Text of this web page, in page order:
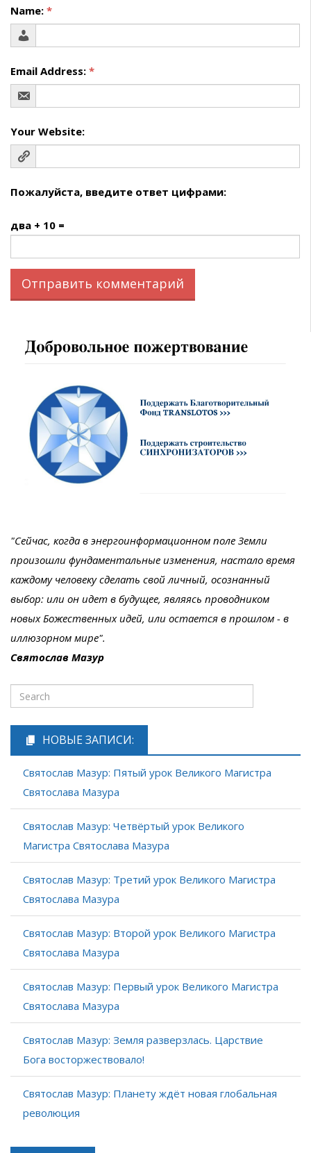
Name: *
Email Address: *
Your Website:
Пожалуйста, введите ответ цифрами:
два + 10 =
"Сейчас, когда в энергоинформационном поле Земли
произошли фундаментальные изменения, настало время
каждому человеку сделать свой личный, осознанный
выбор: или он идет в будущее, являясь проводником
новых Божественных идей, или остается в прошлом - в
иллюзорном мире".
Святослав Мазур
НОВЫЕ ЗАПИСИ:
Святослав Мазур: Пятый урок Великого Магистра
Святослава Мазура
Святослав Мазур: Четвёртый урок Великого
Магистра Святослава Мазура
Святослав Мазур: Третий урок Великого Магистра
Святослава Мазура
Святослав Мазур: Второй урок Великого Магистра
Святослава Мазура
Святослав Мазур: Первый урок Великого Магистра
Святослава Мазура
Святослав Мазур: Земля разверзлась. Царствие
Бога восторжествовало!
Святослав Мазур: Планету ждёт новая глобальная
революция